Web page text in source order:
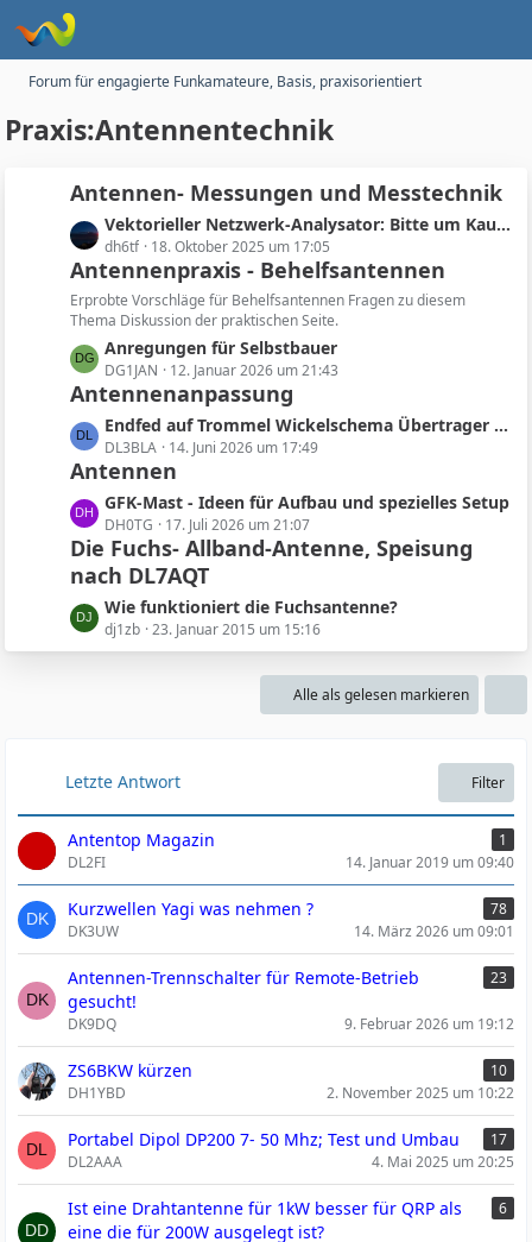
Forum für engagierte Funkamateure, Basis, praxisorientiert
Praxis:Antennentechnik
Antennen- Messungen und Messtechnik
L
e
t
z
t
e
B
e
t
r
ä
g
e
Vektorieller Netzwerk-Analysator: Bitte um Kaufhilfe
dh6tf 18. Oktober 2025 um 17:05
Antennenpraxis - Behelfsantennen
Erprobte Vorschläge für Behelfsantennen Fragen zu diesem
Thema Diskussion der praktischen Seite.
L
e
t
z
t
e
e
i
t
r
ä
g
e
Anregungen für Selbstbauer
DG1JAN 12. Januar 2026 um 21:43
Antennenanpassung
L
e
t
z
t
e
B
e
i
t
Endfed auf Trommel Wickelschema Übertrager 1:49 bzw 1:64
DL3BLA 14. Juni 2026 um 17:49
Antennen
L
e
t
z
e
g
e
GFK-Mast - Ideen für Aufbau und spezielles Setup
DH0TG 17. Juli 2026 um 21:07
Die Fuchs- Allband-Antenne, Speisung
nach DL7AQT
L
e
t
e
t
r
ä
g
e
Wie funktioniert die Fuchsantenne?
dj1zb 23. Januar 2015 um 15:16
Alle als gelesen markieren
Letzte Antwort Filter
Antentop Magazin
1
DL2FI
14. Januar 2019 um 09:40
Kurzwellen Yagi was nehmen ?
78
DK3UW
14. März 2026 um 09:01
Antennen-Trennschalter für Remote-Betrieb
gesucht!
23
DK9DQ 9. Februar 2026 um 19:12
ZS6BKW kürzen
10
DH1YBD
2. November 2025 um 10:22
Portabel Dipol DP200 7- 50 Mhz; Test und Umbau
17
DL2AAA
4. Mai 2025 um 20:25
Ist eine Drahtantenne für 1kW besser für QRP als
eine die für 200W ausgelegt ist?
6